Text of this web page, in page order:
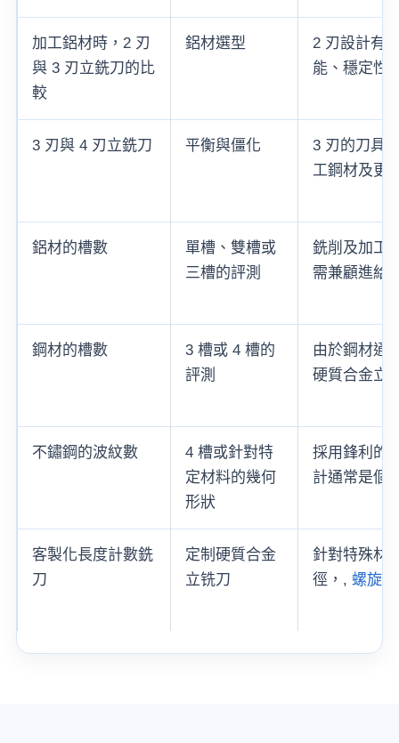
加工鋁材時，2 刃
與 3 刃立銑刀的比
較
鋁材選型
2 刃設計有
能、穩定性
3 刃與 4 刃立銑刀 平衡與僵化
3 刃的刀具
工鋼材及更
鋁材的槽數
單槽、雙槽或
三槽的評測
銑削及加工
需兼顧進給
鋼材的槽數
3 槽或 4 槽的
評測
由於鋼材通
硬質合金立
不鏽鋼的波紋數
4 槽或針對特
定材料的幾何
形狀
採用鋒利的
計通常是個
客製化長度計數銑
刀
定制硬質合金
立铣刀
針對特殊材
徑，, 螺旋角